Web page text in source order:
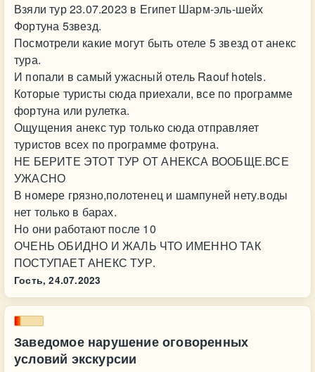
Взяли тур 23.07.2023 в Египет Шарм-эль-шейх
Фортуна 5звезд.
Посмотрели какие могут быть отеле 5 звезд от анекс
тура.
И попали в самый ужасный отель Raouf hotels.
Которые туристы сюда приехали, все по программе
фортуна или рулетка.
Ощущения анекс тур только сюда отправляет
туристов всех по программе фотруна.
НЕ БЕРИТЕ ЭТОТ ТУР ОТ АНЕКСА ВООБЩЕ.ВСЕ
УЖАСНО
В номере грязно,полотенец и шампуней нету.воды
нет только в барах.
Но они работают после 10
ОЧЕНЬ ОБИДНО И ЖАЛЬ ЧТО ИМЕННО ТАК
ПОСТУПАЕТ АНЕКС ТУР.
Гость, 24.07.2023
Заведомое нарушение оговоренных
условий экскурсии